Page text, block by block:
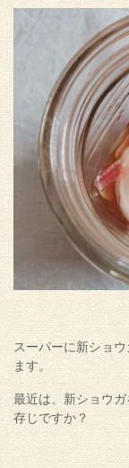
スーパーに新ショ
ます。
最近は、新ショウ
存じですか？